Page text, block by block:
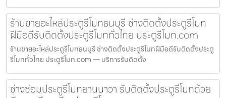
ร้านขายอะไหล่ประตูรีโมทธนบุรี ช่างติดตั้งประตูรีโมท
ฝีมือดีรับติดตั้งประตูรีโมททั่วไทย ประตูรีโมท.com
ร้านขายอะไหล่ประตูรีโมทธนบุรี ช่างติดตั้งประตูรีโมทฝีมือดีรับติดตั้งประตู
รีโมททั่วไทย ประตูรีโมท.com — บริการรับติดตั้ง
ช่างซ่อมประตูรีโมทยานนาวา รับติดตั้งประตูรีโมทด้วย